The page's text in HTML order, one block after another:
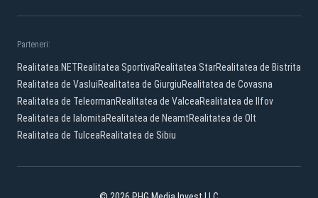
Parteneri:
Realitatea.NETRealitatea SportivaRealitatea StarRealitatea de Bistrita
Realitatea de VasluiRealitatea de GiurgiuRealitatea de Covasna
Realitatea de TeleormanRealitatea de ValceaRealitatea de Ilfov
Realitatea de IalomitaRealitatea de NeamtRealitatea de Olt
Realitatea de TulceaRealitatea de Sibiu